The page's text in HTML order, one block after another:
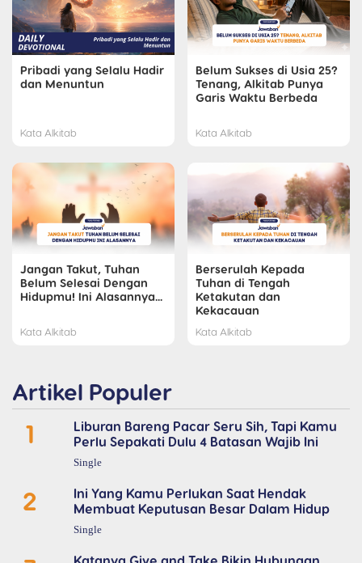
Pribadi yang Selalu Hadir
dan Menuntun
Kata Alkitab
Belum Sukses di Usia 25?
Tenang, Alkitab Punya
Garis Waktu Berbeda
Kata Alkitab
Jangan Takut, Tuhan
Belum Selesai Dengan
Hidupmu! Ini Alasannya...
Kata Alkitab
Berserulah Kepada
Tuhan di Tengah
Ketakutan dan
Kekacauan
Kata Alkitab
Artikel Populer
1
Liburan Bareng Pacar Seru Sih, Tapi Kamu
Perlu Sepakati Dulu 4 Batasan Wajib Ini
Single
2
Ini Yang Kamu Perlukan Saat Hendak
Membuat Keputusan Besar Dalam Hidup
Single